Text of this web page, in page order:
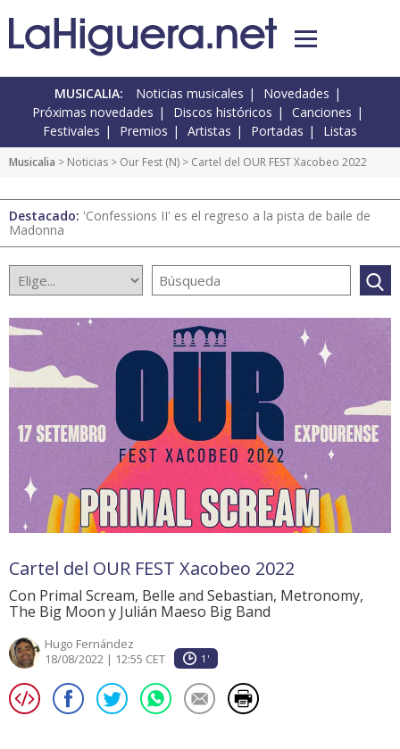
MUSICALIA: Noticias musicales
Novedades
Próximas novedades
Discos históricos
Canciones
Festivales
Premios Artistas Portadas Listas
Musicalia > Noticias > Our Fest (N) > Cartel del OUR FEST Xacobeo 2022
Destacado: 'Confessions II' es el regreso a la pista de baile de
Madonna
Cartel del OUR FEST Xacobeo 2022
Con Primal Scream, Belle and Sebastian, Metronomy,
The Big Moon y Julián Maeso Big Band
Hugo Fernández
18/08/2022 | 12:55 CET
1'